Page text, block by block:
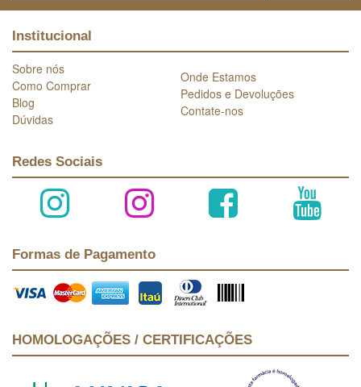
Institucional
Sobre nós
Como Comprar
Blog
Dúvidas
Onde Estamos
Pedidos e Devoluções
Contate-nos
Redes Sociais
Formas de Pagamento
HOMOLOGAÇÕES / CERTIFICAÇÕES